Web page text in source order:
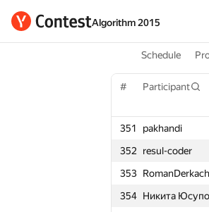
Algorithm 2015
Schedule
# Participant
351 pakhandi
352
resul-coder
353
354 Никита
Participant
pakhandi
resul-coder
RomanDerkach-Ulyanov
Никита Юсупов
# Participant
351 pakhandi
352
resul-coder
353
354 Никита